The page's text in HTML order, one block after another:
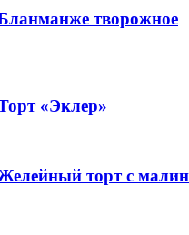
творожное
«Эклер»
торт с